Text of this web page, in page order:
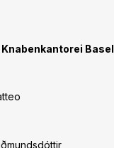
Basel